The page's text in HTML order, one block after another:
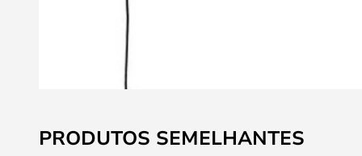
oPRODUTOS SEMELHANTES